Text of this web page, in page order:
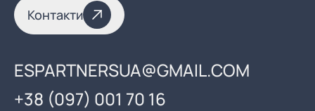
Контакти
ESPARTNERSUA@GMAIL.COM
+38 (097) 001 70 16